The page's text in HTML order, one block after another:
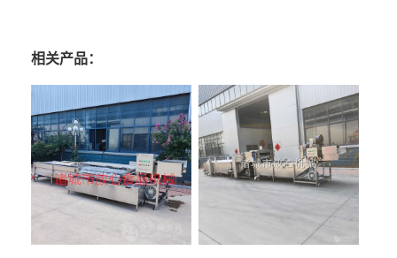
相关产品：